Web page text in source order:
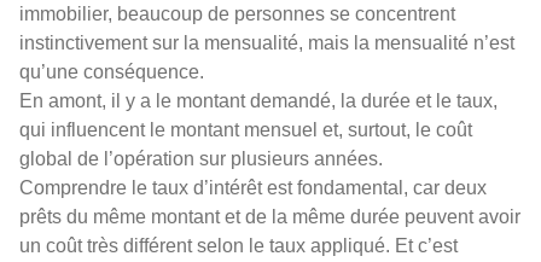
immobilier, beaucoup de personnes se concentrent
instinctivement sur la mensualité, mais la mensualité n’est
qu’une conséquence.
En amont, il y a le montant demandé, la durée et le taux,
qui influencent le montant mensuel et, surtout, le coût
global de l’opération sur plusieurs années.
Comprendre le taux d’intérêt est fondamental, car deux
prêts du même montant et de la même durée peuvent avoir
un coût très différent selon le taux appliqué. Et c’est